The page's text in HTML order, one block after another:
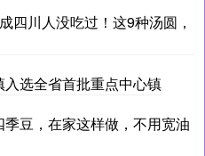
四川人没吃过！这9种汤圆，
选全省首批重点中心镇
豆，在家这样做，不用宽油